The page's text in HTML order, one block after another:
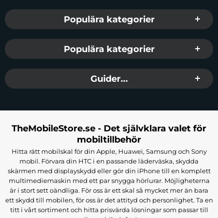
Märke: Joyroom
Typ: Telefonväska
Kompatibla enheter: iPhone 12 pro max
Material: TPU gel och metallfärg
Kanttjocklek: 0,3 mm
Viktiga funktioner
Hög motståndskraft mot stötar
Hög flexibilitet för enkel installation
Perfekt telefonpassning
Paketets innehåll:
1 x telefonväska
Populära kategorier
Populära kategorier
Guider...
TheMobileStore.se - Det självklara valet för
mobiltillbehör
Hitta rätt mobilskal för din Apple, Huawei, Samsung och Sony
mobil. Förvara din HTC i en passande läderväska, skydda
skärmen med displayskydd eller gör din iPhone till en komplett
multimediemaskin med ett par snygga hörlurar. Möjligheterna
är i stort sett oändliga. För oss är ett skal så mycket mer än bara
ett skydd till mobilen, för oss är det attityd och personlighet. Ta en
titt i vårt sortiment och hitta prisvärda lösningar som passar till